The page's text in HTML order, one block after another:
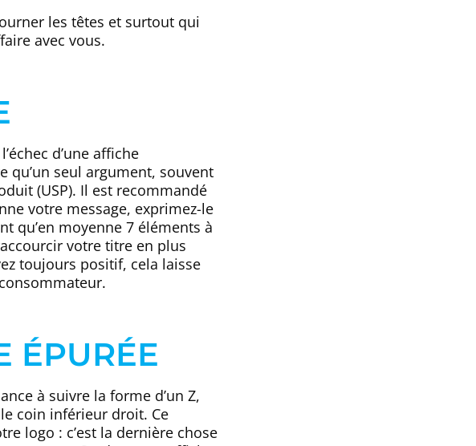
les têtes et surtout qui
avec vous.
d’une affiche
qu’un seul argument, souvent
(USP). Il est recommandé
votre message, exprimez-le
qu’en moyenne 7 éléments à
votre titre en plus
toujours positif, cela laisse
ÉPURÉE
à suivre la forme d’un Z,
coin inférieur droit. Ce
logo : c’est la dernière chose